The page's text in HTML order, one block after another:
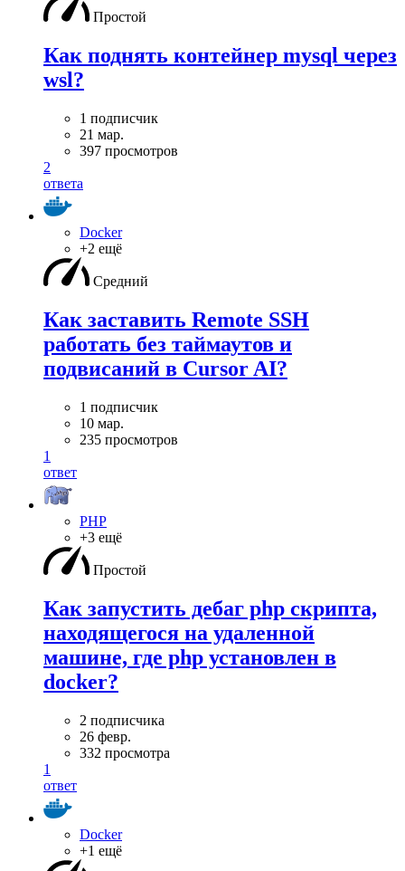
Простой
Как поднять контейнер mysql через
wsl?
1 подписчик
21 мар.
397 просмотров
2
ответа
Docker
+2 ещё
Средний
Как заставить Remote SSH
работать без таймаутов и
подвисаний в Cursor AI?
1 подписчик
10 мар.
235 просмотров
1
ответ
PHP
+3 ещё
Простой
Как запустить дебаг php скрипта,
находящегося на удаленной
машине, где php установлен в
docker?
2 подписчика
26 февр.
332 просмотра
1
ответ
Docker
+1 ещё